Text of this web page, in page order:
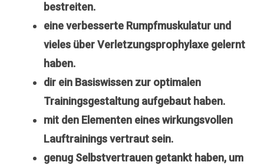
bestreiten.
eine verbesserte Rumpfmuskulatur und
vieles über Verletzungsprophylaxe gelernt
haben.
dir ein Basiswissen zur optimalen
Trainingsgestaltung aufgebaut haben.
mit den Elementen eines wirkungsvollen
Lauftrainings vertraut sein.
genug Selbstvertrauen getankt haben, um